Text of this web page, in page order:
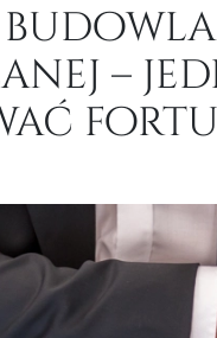
–